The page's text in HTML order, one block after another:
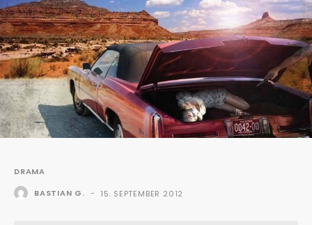
DRAMA
BASTIAN G. - 15. SEPTEMBER 2012